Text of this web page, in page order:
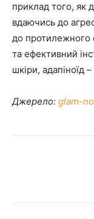
приклад того, як
вдаючись до
до протилежного
та ефективний
шкіри, адапіноїд
Джерело: glam-